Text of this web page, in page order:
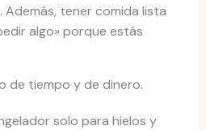
tener comida lista
algo» porque estás
de tiempo y de dinero.
solo para hielos y